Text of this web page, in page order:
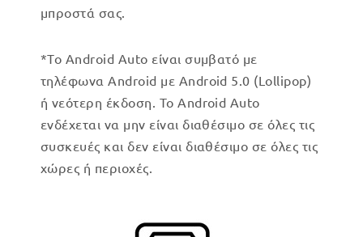
μπροστά σας.
*Το Android Auto είναι συμβατό με
τηλέφωνα Android με Android 5.0 (Lollipop)
ή νεότερη έκδοση. Το Android Auto
ενδέχεται να μην είναι διαθέσιμο σε όλες τις
συσκευές και δεν είναι διαθέσιμο σε όλες τις
χώρες ή περιοχές.